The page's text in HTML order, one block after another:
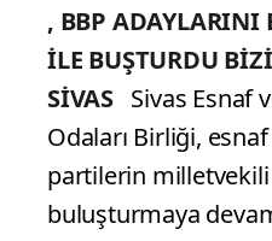
, BBP ADAYLARINI
İLE BUŞTURDU
SİVAS Sivas Esnaf
Odaları Birliği,
partilerin milletvekili
buluşturmaya